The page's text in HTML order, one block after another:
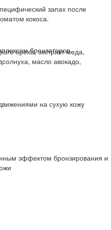
запах после
кокоса.
ореха, экстракт меда,
масло авокадо,
на сухую кожу
бронзаторов
эффектом бронзирования и